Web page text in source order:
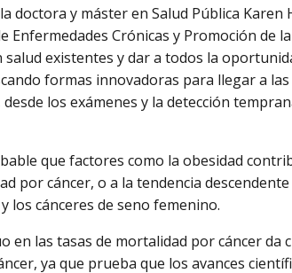
doctora y máster en Salud Pública
Enfermedades Crónicas y Promoción de
salud existentes y dar a todos la
formas innovadoras para llegar a
los exámenes y la detección
que factores como la obesidad
por cáncer, o a la tendencia
los cánceres de seno femenino.
en las tasas de mortalidad por cáncer da
ya que prueba que los avances